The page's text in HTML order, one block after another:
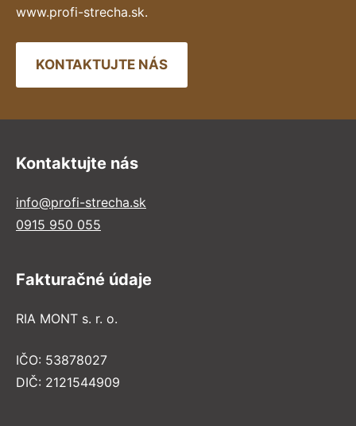
www.profi-strecha.sk.
KONTAKTUJTE NÁS
Kontaktujte nás
info@profi-strecha.sk
0915 950 055
Fakturačné údaje
RIA MONT s. r. o.
IČO: 53878027
DIČ: 2121544909